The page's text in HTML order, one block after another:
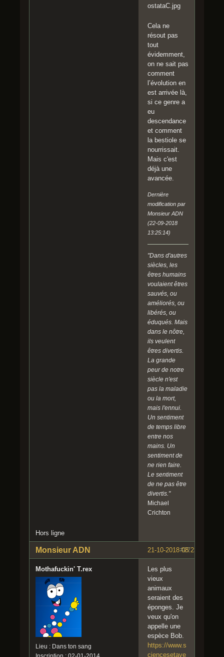
Cela ne
résout pas
tout
évidemment,
on ne sait pas
comment
l’évolution en
est arrivée là,
si ce genre a
eu
descendance
et comment
la bestiole se
nourrissait.
Mais c'est
déjà une
avancée.
Dernière
modification par
Monsieur ADN
(22-09-2018
13:25:14)
"Dans d'autres
siècles, les
êtres humains
voulaient êtres
sauvés, ou
améliorés, ou
libérés, ou
éduqués. Mais
dans le nôtre,
ils veulent
êtres divertis.
La grande
peur de notre
siècle n'est
pas la maladie
ou la mort,
mais l'ennui.
Un sentiment
de temps libre
entre nos
mains. Un
sentiment de
ne rien faire.
Le sentiment
de ne pas être
divertis."
Michael
Crichton
Hors ligne
#27
21-10-2018 08:23:51
Monsieur ADN
Mothafuckin' T.rex
Lieu : Dans ton sang
Les plus
vieux
animaux
seraient des
éponges. Je
veux qu'on
appelle une
espèce Bob.
https://www.s
ciencesetave